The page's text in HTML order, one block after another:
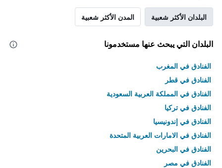
البلدان الأكثر شعبية المدن الأكثر شعبية
البلدان التي يبحث عنها مستخدمونا
الفنادق في المغرب
الفنادق في قطر
الفنادق في المملكة العربية السعودية
الفنادق في تركيا
الفنادق في إندونيسيا
الفنادق في الامارات العربية المتحدة
الفنادق في البحرين
الفنادق في مصر